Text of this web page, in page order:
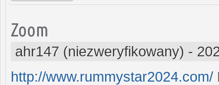
Zoom
ahr147 (niezweryfikowany) -
http://www.rummystar2024.com/